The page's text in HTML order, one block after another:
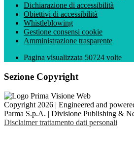
Dichiarazione di accessibilità
Obiettivi di accessibilità
Whistleblowing
Gestione consensi cookie
Amministrazione trasparente
Pagina visualizzata 50724 volte
Sezione Copyright
Copyright 2026 | Engineered and
Parma S.p.A. | Divisione Publishing &
Disclaimer trattamento dati personali